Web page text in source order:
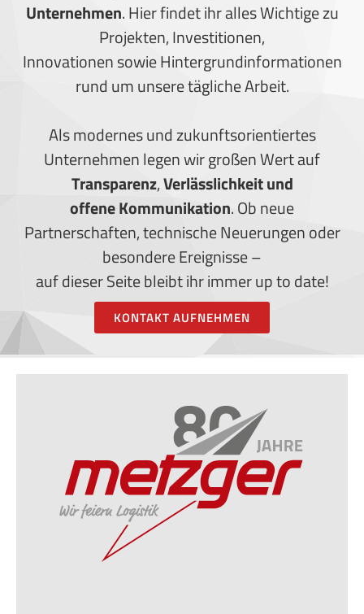
Unternehmen. Hier findet ihr alles Wichtige zu
Projekten, Investitionen,
Innovationen sowie Hintergrundinformationen
rund um unsere tägliche Arbeit.
Als modernes und zukunftsorientiertes
Unternehmen legen wir großen Wert auf
Transparenz,Verlässlichkeit und
offene Kommunikation. Ob neue
Partnerschaften, technische Neuerungen oder
besondere Ereignisse –
auf dieser Seite bleibt ihr immer up to date!
KONTAKT AUFNEHMEN